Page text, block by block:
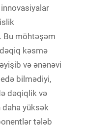
Bu möhtəşəm
kəsmə
və ənənəvi
bilmədiyi,
dəqiqlik və
yüksək
tələb